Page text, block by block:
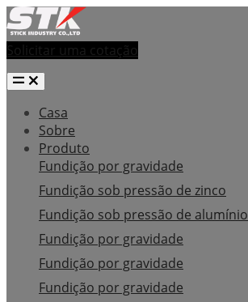
Solicitar uma cotação
Casa
Sobre
Produto
Fundição por gravidade
Fundição sob pressão de zinco
Fundição sob pressão de alumínio
Fundição por gravidade
Fundição por gravidade
Fundição por gravidade